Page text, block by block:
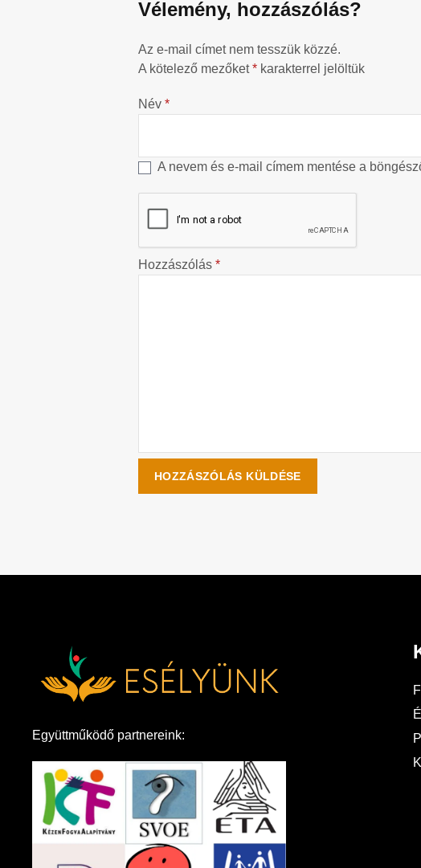
Vélemény, hozzászólás?
Az e-mail címet nem tesszük közzé.
A kötelező mezőket* karakterrel jelöltük
Név *
A nevem és e-mail címem mentése a
Hozzászólás *
Együttműködő partnereink: